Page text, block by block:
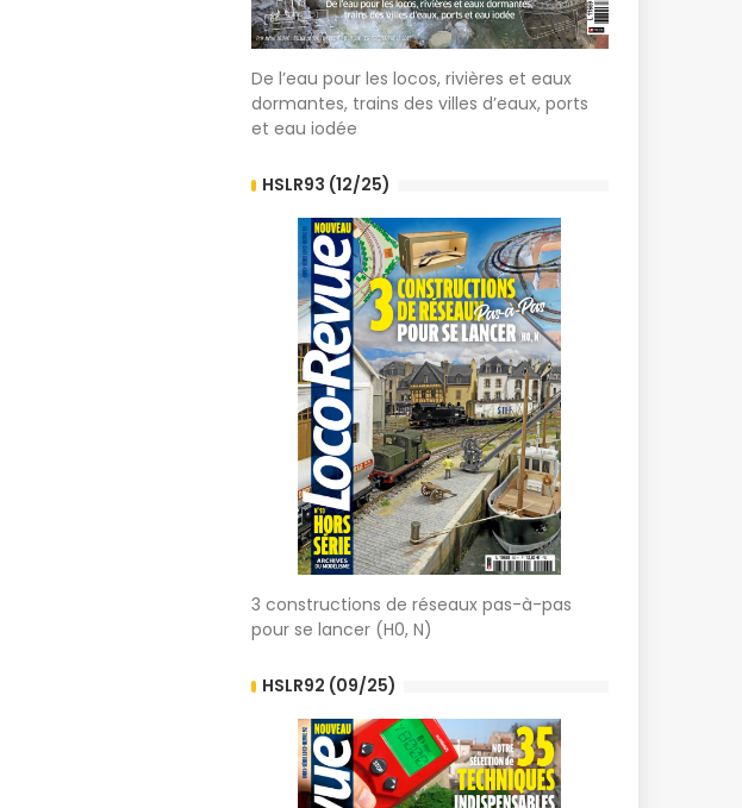
De l’eau pour les locos, rivières et eaux
dormantes, trains des villes d’eaux, ports
et eau iodée
HSLR93 (12/25)
3 constructions de réseaux pas-à-pas
pour se lancer (H0, N)
HSLR92 (09/25)